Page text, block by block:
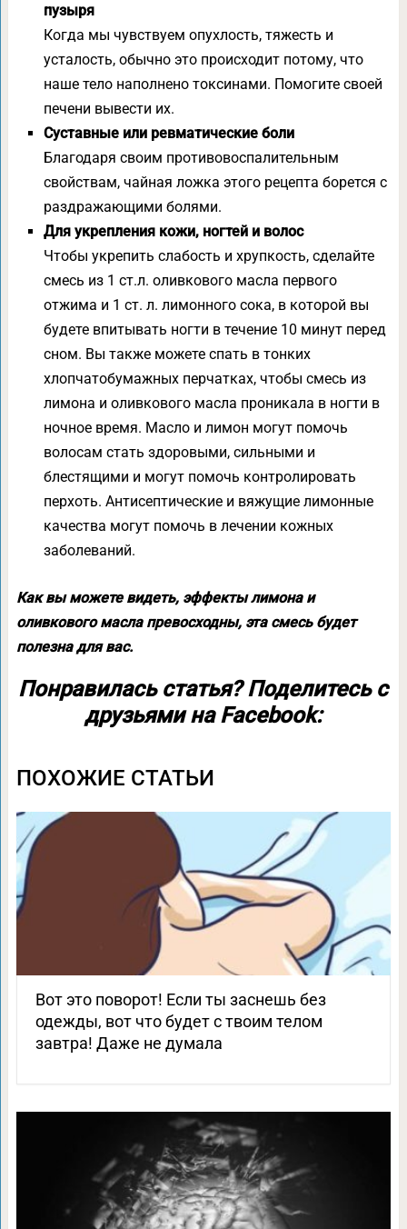
пузыря
Когда мы чувствуем опухлость, тяжесть и
усталость, обычно это происходит потому, что
наше тело наполнено токсинами. Помогите своей
печени вывести их.
Суставные или ревматические боли
Благодаря своим противовоспалительным
свойствам, чайная ложка этого рецепта борется с
раздражающими болями.
Для укрепления кожи, ногтей и волос
Чтобы укрепить слабость и хрупкость, сделайте
смесь из 1 ст.л. оливкового масла первого
отжима и 1 ст. л. лимонного сока, в которой вы
будете впитывать ногти в течение 10 минут перед
сном. Вы также можете спать в тонких
хлопчатобумажных перчатках, чтобы смесь из
лимона и оливкового масла проникала в ногти в
ночное время. Масло и лимон могут помочь
волосам стать здоровыми, сильными и
блестящими и могут помочь контролировать
перхоть. Антисептические и вяжущие лимонные
качества могут помочь в лечении кожных
заболеваний.
Как вы можете видеть, эффекты лимона и
оливкового масла превосходны, эта смесь будет
полезна для вас.
Понравилась статья? Поделитесь с
друзьями на Facebook:
ПОХОЖИЕ СТАТЬИ
Вот это поворот! Если ты заснешь без
одежды, вот что будет с твоим телом
завтра! Даже не думала